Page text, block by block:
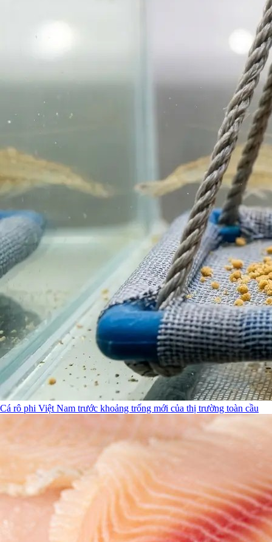
Cá rô phi Việt Nam trước khoảng trống mới của thị trường toàn cầu